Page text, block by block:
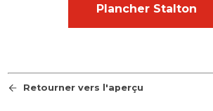
Plancher Stalton
Retourner vers l'aperçu